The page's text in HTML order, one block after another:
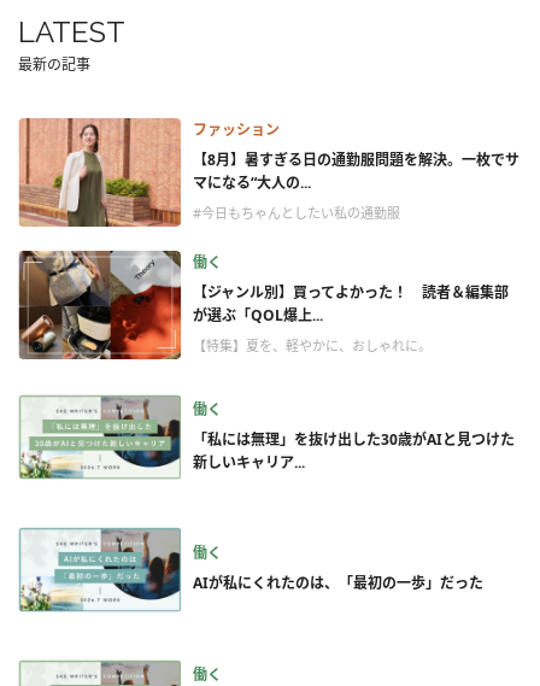
LATEST
最新の記事
ファッション
【8月】暑すぎる日の通勤服問題を解決。一枚でサ
マになる“大人の...
#今日もちゃんとしたい私の通勤服
働く
【ジャンル別】買ってよかった！ 読者＆編集部
が選ぶ「QOL爆上...
【特集】夏を、軽やかに、おしゃれに。
働く
「私には無理」を抜け出した30歳がAIと見つけた
新しいキャリア...
働く
AIが私にくれたのは、「最初の一歩」だった
働く